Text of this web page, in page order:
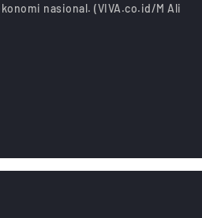
nasional. (VIVA.co.id/M Ali